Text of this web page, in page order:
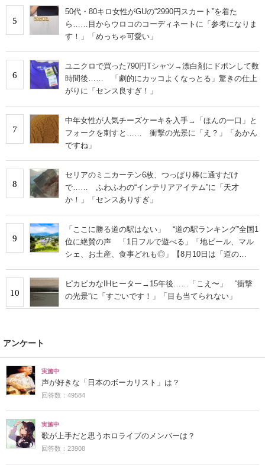
5
50代・80キロ女性がGUの“2990円スカート”を着た
ら……目からウロコのコーディネートに「参考になりま
す！」「めっちゃ可愛い」
6
ユニクロで買った790円Tシャツ→漂白剤にドボンして数
時間後…… 「劇的にカッコよくなっとる」驚きの仕上
がりに「センス良すぎ！」
7
中年女性が人気チーズケーキを入手→「ほんの一口」と
フォークを刺すと…… 衝撃の光景に「え？」「あかん
ですね」
8
セリアのミニカーテン6枚、つっぱり棒に通すだけ
で…… ふわふわの“インテリアアイテム”に「天才
か！」「センスありすぎ」
9
「ここに勝る道の駅はない」 “道の駅ランキング”全国1
位に絶賛の声 「1日フルで遊べる」「地ビール、マル
シェ、お土産、食事どれも◎」【8月10日は「道の
10
ピカピカなIHヒーター→15年後……「こえ〜」 “衝撃
の光景”に「すごいです！」「目も当てられない」
アンケート
実施中
声が好きな「日本のボーカリスト」は？
回答数：49584
実施中
歌が上手だと思うホロライブのメンバーは？
回答数：23908